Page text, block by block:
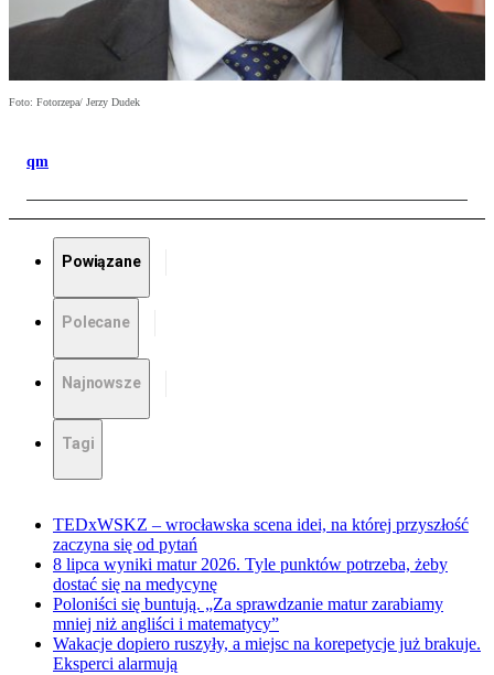
Foto: Fotorzepa/ Jerzy Dudek
qm
Powiązane
Polecane
Najnowsze
Tagi
TEDxWSKZ – wrocławska scena idei, na której przyszłość
zaczyna się od pytań
8 lipca wyniki matur 2026. Tyle punktów potrzeba, żeby
dostać się na medycynę
Poloniści się buntują. „Za sprawdzanie matur zarabiamy
mniej niż angliści i matematycy”
Wakacje dopiero ruszyły, a miejsc na korepetycje już brakuje.
Eksperci alarmują